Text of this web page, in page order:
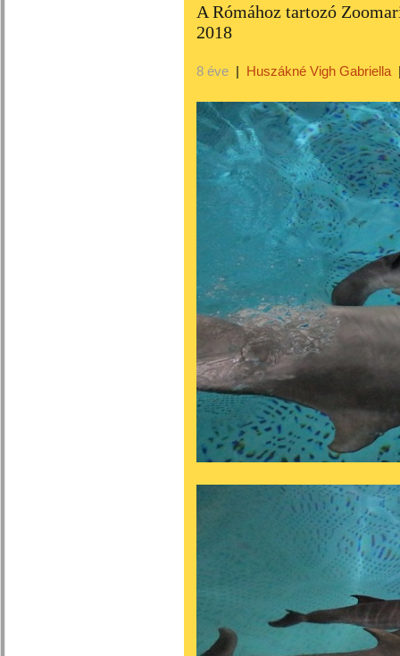
A Rómához tartozó
2018
8 éve | Huszákné Vigh Gabriella